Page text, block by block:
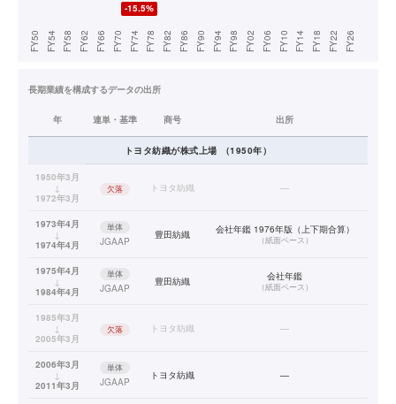
長期業績を構成するデータの出所
年 連単・基準 商号 出所
トヨタ紡織が株式上場 （1950年）
1950年3月
↓
1972年3月
欠落 トヨタ紡織 —
1973年4月
↓
1974年4月
単体
JGAAP
豊田紡織 会社年鑑 1976年版（上下期合算）
（紙面ベース）
1975年4月
↓
1984年4月
単体
JGAAP
豊田紡織 会社年鑑
（紙面ベース）
1985年3月
↓
2005年3月
欠落 トヨタ紡織 —
2006年3月
↓
2011年3月
単体
JGAAP
トヨタ紡織 —